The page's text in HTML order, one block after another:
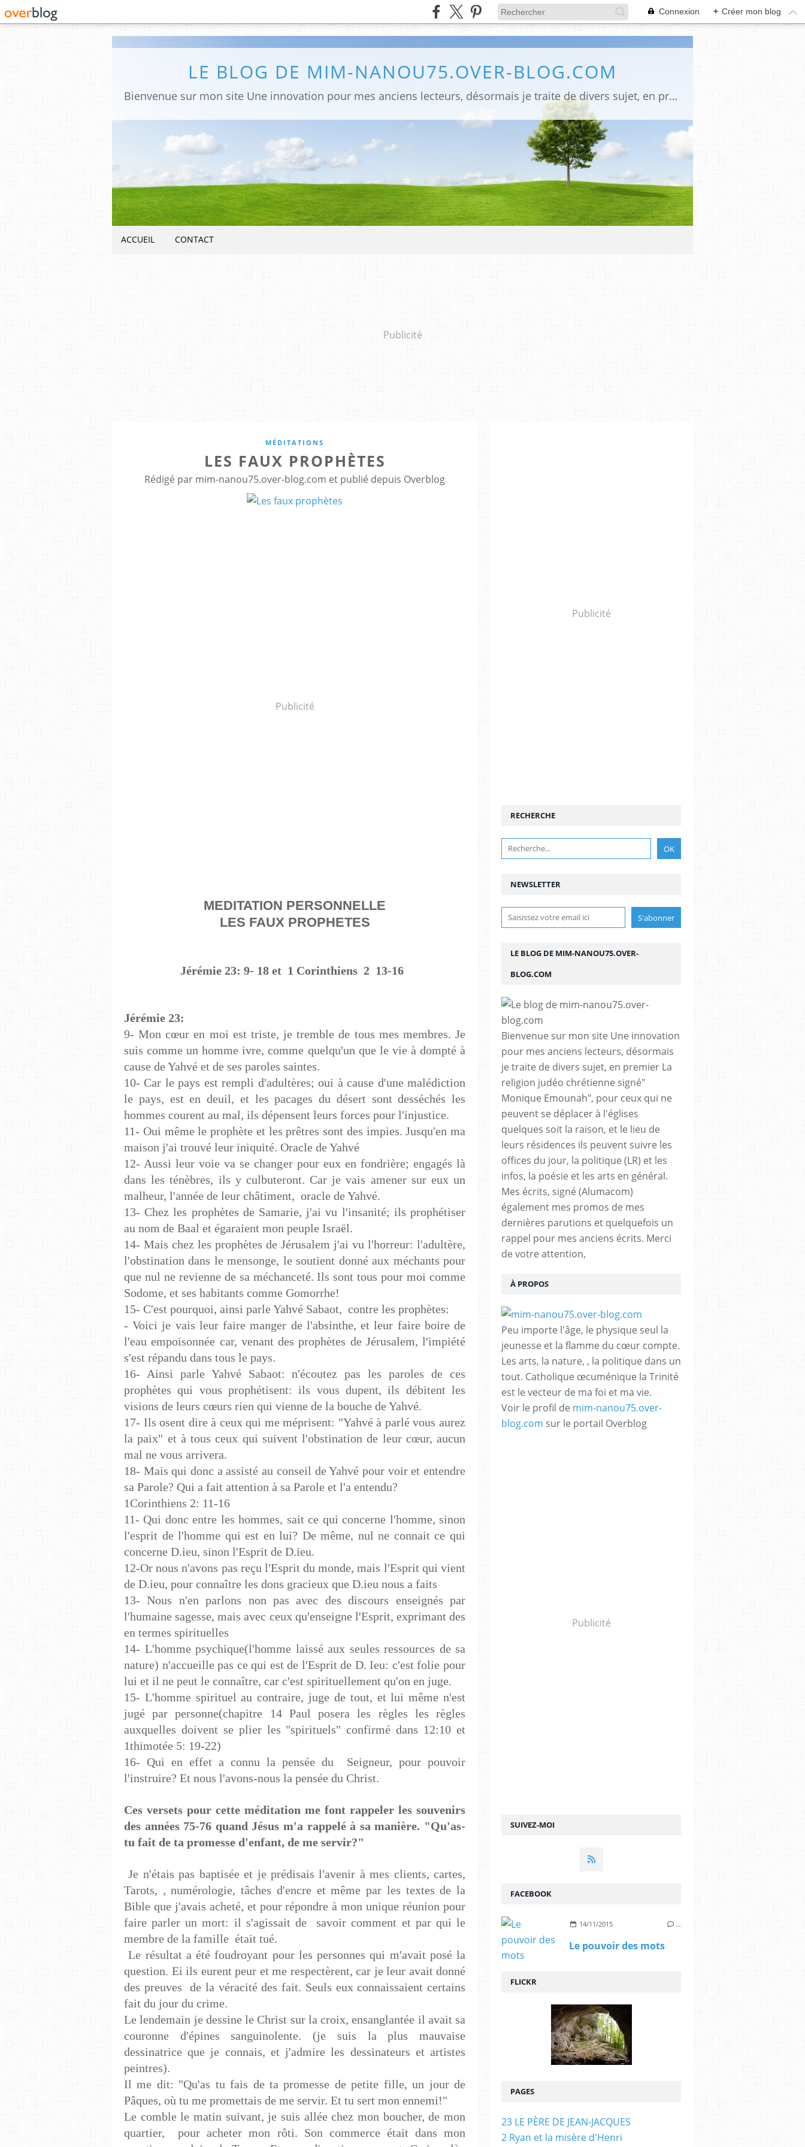
Connexion + Créer mon blog
LE BLOG DE MIM-NANOU75.OVER-BLOG.COM
Bienvenue sur mon site Une innovation pour mes anciens lecteurs, désormais je traite de divers sujet, en premier La religion judéo chrétienne signé" Monique Emounah", pour ceux qui ne peuvent se déplacer à l'églises quelques soit la raison, et le lieu de leurs résidences ils peuvent suivre les offices du jour, la politique (LR) et les infos, la poésie et les arts en général. Mes écrits, signé (Alumacom) également mes promos de mes dernières parutions et quelquefois un rappel pour mes anciens écrits. Merci de votre attention,
ACCUEIL CONTACT
Publicité
MÉDITATIONS
LES FAUX PROPHÈTES
Rédigé par mim-nanou75.over-blog.com et publié depuis Overblog
Publicité
MEDITATION PERSONNELLE
LES FAUX PROPHETES
Jérémie 23: 9- 18 et 1 Corinthiens 2 13-16
Jérémie 23:
9- Mon cœur en moi est triste, je tremble de tous mes membres. Je
suis comme un homme ivre, comme quelqu'un que le vie à dompté à
cause de Yahvé et de ses paroles saintes.
10- Car le pays est rempli d'adultères; oui à cause d'une malédiction
le pays, est en deuil, et les pacages du désert sont desséchés les
hommes courent au mal, ils dépensent leurs forces pour l'injustice.
11- Oui même le prophète et les prêtres sont des impies. Jusqu'en ma
maison j'ai trouvé leur iniquité. Oracle de Yahvé
12- Aussi leur voie va se changer pour eux en fondrière; engagés là
dans les ténèbres, ils y culbuteront. Car je vais amener sur eux un
malheur, l'année de leur châtiment, oracle de Yahvé.
13- Chez les prophètes de Samarie, j'ai vu l'insanité; ils prophétiser
au nom de Baal et égaraient mon peuple Israël.
14- Mais chez les prophètes de Jérusalem j'ai vu l'horreur: l'adultère,
l'obstination dans le mensonge, le soutient donné aux méchants pour
que nul ne revienne de sa méchanceté. Ils sont tous pour moi comme
Sodome, et ses habitants comme Gomorrhe!
15- C'est pourquoi, ainsi parle Yahvé Sabaot, contre les prophètes:
- Voici je vais leur faire manger de l'absinthe, et leur faire boire de
l'eau empoisonnée car, venant des prophètes de Jérusalem, l'impiété
s'est répandu dans tous le pays.
16- Ainsi parle Yahvé Sabaot: n'écoutez pas les paroles de ces
prophètes qui vous prophétisent: ils vous dupent, ils débitent les
visions de leurs cœurs rien qui vienne de la bouche de Yahvé.
17- Ils osent dire à ceux qui me méprisent: "Yahvé à parlé vous aurez
la paix" et à tous ceux qui suivent l'obstination de leur cœur, aucun
mal ne vous arrivera.
18- Mais qui donc a assisté au conseil de Yahvé pour voir et entendre
sa Parole? Qui a fait attention à sa Parole et l'a entendu?
1Corinthiens 2: 11-16
11- Qui donc entre les hommes, sait ce qui concerne l'homme, sinon
l'esprit de l'homme qui est en lui? De même, nul ne connait ce qui
concerne D.ieu, sinon l'Esprit de D.ieu.
12-Or nous n'avons pas reçu l'Esprit du monde, mais l'Esprit qui vient
de D.ieu, pour connaître les dons gracieux que D.ieu nous a faits
13- Nous n'en parlons non pas avec des discours enseignés par
l'humaine sagesse, mais avec ceux qu'enseigne l'Esprit, exprimant des
en termes spirituelles
14- L'homme psychique(l'homme laissé aux seules ressources de sa
nature) n'accueille pas ce qui est de l'Esprit de D. Ieu: c'est folie pour
lui et il ne peut le connaître, car c'est spirituellement qu'on en juge.
15- L'homme spirituel au contraire, juge de tout, et lui même n'est
jugé par personne(chapitre 14 Paul posera les règles les règles
auxquelles doivent se plier les "spirituels" confirmé dans 12:10 et
1thimotée 5: 19-22)
16- Qui en effet a connu la pensée du Seigneur, pour pouvoir
l'instruire? Et nous l'avons-nous la pensée du Christ.
Ces versets pour cette méditation me font rappeler les souvenirs
des années 75-76 quand Jésus m'a rappelé à sa manière. "Qu'as-
tu fait de ta promesse d'enfant, de me servir?"
Je n'étais pas baptisée et je prédisais l'avenir à mes clients, cartes,
Tarots, , numérologie, tâches d'encre et même par les textes de la
Bible que j'avais acheté, et pour répondre à mon unique réunion pour
faire parler un mort: il s'agissait de savoir comment et par qui le
membre de la famille était tué.
Le résultat a été foudroyant pour les personnes qui m'avait posé la
question. Ei ils eurent peur et me respectèrent, car je leur avait donné
des preuves de la véracité des fait. Seuls eux connaissaient certains
fait du jour du crime.
Le lendemain je dessine le Christ sur la croix, ensanglantée il avait sa
couronne d'épines sanguinolente. (je suis la plus mauvaise
dessinatrice que je connais, et j'admire les dessinateurs et artistes
peintres).
Il me dit: "Qu'as tu fais de ta promesse de petite fille, un jour de
Pâques, où tu me promettais de me servir. Et tu sert mon ennemi!"
Le comble le matin suivant, je suis allée chez mon boucher, de mon
quartier, pour acheter mon rôti. Son commerce était dans mon
Publicité
NEWSLETTER
SUIVEZ-MOI
RECHERCHE
LE BLOG DE MIM-NANOU75.OVER-
BLOG.COM
Bienvenue sur mon site Une innovation
pour mes anciens lecteurs, désormais
je traite de divers sujet, en premier La
religion judéo chrétienne signé"
Monique Emounah", pour ceux qui ne
peuvent se déplacer à l'églises
quelques soit la raison, et le lieu de
leurs résidences ils peuvent suivre les
offices du jour, la politique (LR) et les
infos, la poésie et les arts en général.
Mes écrits, signé (Alumacom)
également mes promos de mes
dernières parutions et quelquefois un
rappel pour mes anciens écrits. Merci
de votre attention,
À PROPOS
Peu importe l'âge, le physique seul la
jeunesse et la flamme du cœur compte.
Les arts, la nature, , la politique dans un
tout. Catholique œcuménique la Trinité
est le vecteur de ma foi et ma vie.
Voir le profil de mim-nanou75.over-
blog.com sur le portail Overblog
Publicité
FACEBOOK
14/11/2015 …
Le pouvoir des mots
FLICKR
PAGES
23 LE PÈRE DE JEAN-JACQUES
2 Ryan et la misère d'Henri